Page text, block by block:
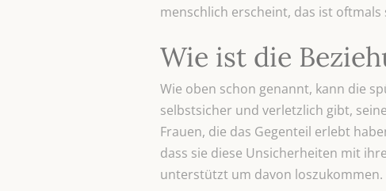
menschlich erscheint, das ist
Wie ist die
Wie oben schon genannt, kann die
selbstsicher und verletzlich gibt,
Frauen, die das Gegenteil erlebt
dass sie diese Unsicherheiten mit
unterstützt um davon loszukommen.